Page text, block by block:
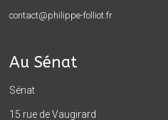
contact@philippe-folliot.fr
Au Sénat
Sénat
15 rue de Vaugirard